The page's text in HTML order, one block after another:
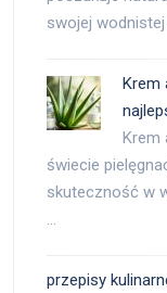
swojej
Krem
Krem
świecie
skuteczność w
…
przepisy